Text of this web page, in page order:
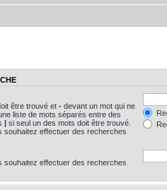
être trouvé et - devant un mot qui ne
liste de mots séparés entre des
| si seul un des mots doit être trouvé.
souhaitez effectuer des recherches
souhaitez effectuer des recherches